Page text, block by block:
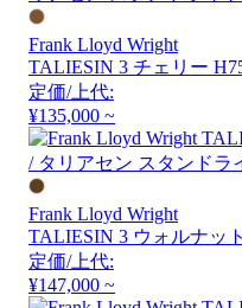
Frank Lloyd Wright
TALIESIN 3 チェリー
定価/上代:
¥135,000 ~
Frank Lloyd Wright
TALIESIN 3 ウォルナッ
定価/上代:
¥147,000 ~